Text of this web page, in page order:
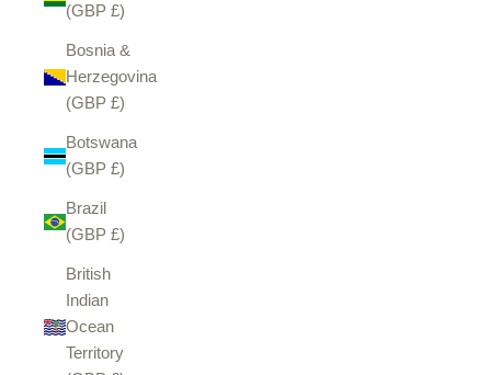
(GBP £)
Bosnia &
Herzegovina
(GBP £)
Botswana
(GBP £)
Brazil
(GBP £)
British
Indian
Ocean
Territory